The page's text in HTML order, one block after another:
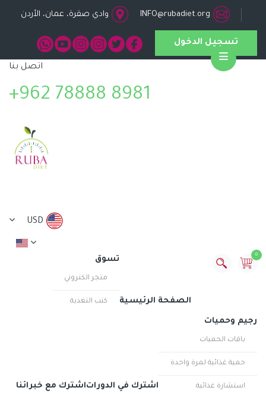
INFO@rubadiet.org وادي صقرة، عمان، الأردن
تسجيل الدخول
اتصل بنا
+962 78888 8981
USD
0
الصفحة الرئيسية
تسوق
متجر الكتروني
كتب التغذية
رجيم وحميات
باقات الحميات
حمية غذائية لمرة واحدة
استشارة غذائية اشترك في الدوراتاشترك مع خبرائنا